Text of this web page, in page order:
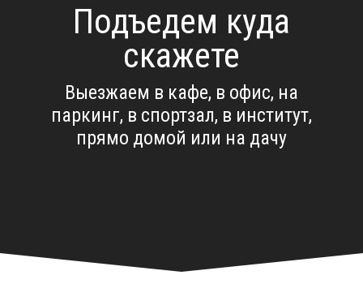
Подъедем куда
скажете
Выезжаем в кафе, в офис, на
паркинг, в спортзал, в институт,
прямо домой или на дачу